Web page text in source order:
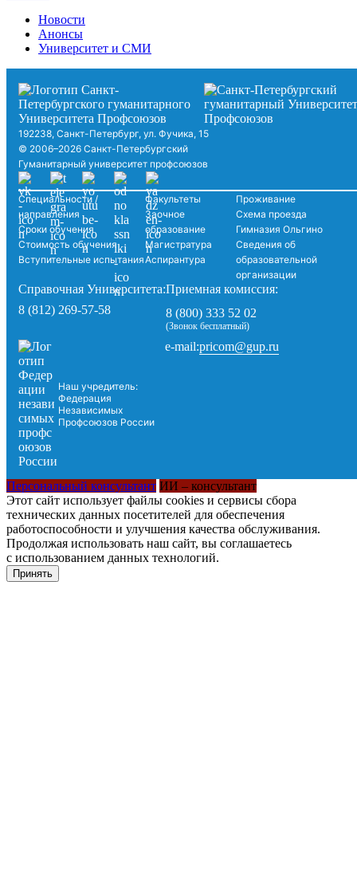
Новости
Анонсы
Университет и СМИ
192238, Санкт-Петербург, ул. Фучика, 15
© 2006–2026 Санкт-Петербургский
Гуманитарный университет профсоюзов
Специальности /
направления
Сроки обучения
Стоимость обучения
Вступительные испытания
Факультеты
Заочное
образование
Магистратура
Аспирантура
Проживание
Схема проезда
Гимназия Ольгино
Сведения об
образовательной
организации
Справочная Университета:
8 (812) 269-57-58
Приемная комиссия:
8 (800) 333 52 02
(Звонок бесплатный)
Наш учредитель:
Федерация
Независимых
Профсоюзов России
e-mail:pricom@gup.ru
Персональный консультант ИИ – консультант
Этот сайт использует файлы cookies и сервисы сбора
технических данных посетителей для обеспечения
работоспособности и улучшения качества обслуживания.
Продолжая использовать наш сайт, вы соглашаетесь
с использованием данных технологий.
Принять